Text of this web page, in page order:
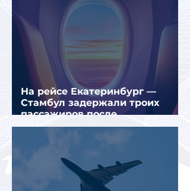
На рейсе Екатеринбург —
Стамбул задержали троих
пассажиров после
предполагаемой серии краж